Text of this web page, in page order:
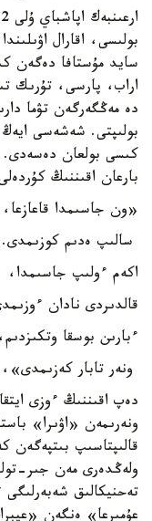
بولىسى، اقارال
سايد مۇستافا دەگەن
اراب، پارسى، تۇرىك
دە مەڭگەرگەن تۋما
بولىپتى. شەشەسى
بارعان اقىننىڭ
«ون جاسىمدا قاعازعا،
سالىپ ەدىم كوزىمدى.
اكەم ءولىپ جاسىمدا،
قالدىردى نادان
ءبارىن بوسقا وتكىزدىم،
ونەر تابار
دەپ اقىننىڭ ءوزى
ونەرىمەن «اۋىرا»
قالىپتاسىپ بىتپەگەن
ولەڭدەرى مەن جىر-
تەحنيكالىق